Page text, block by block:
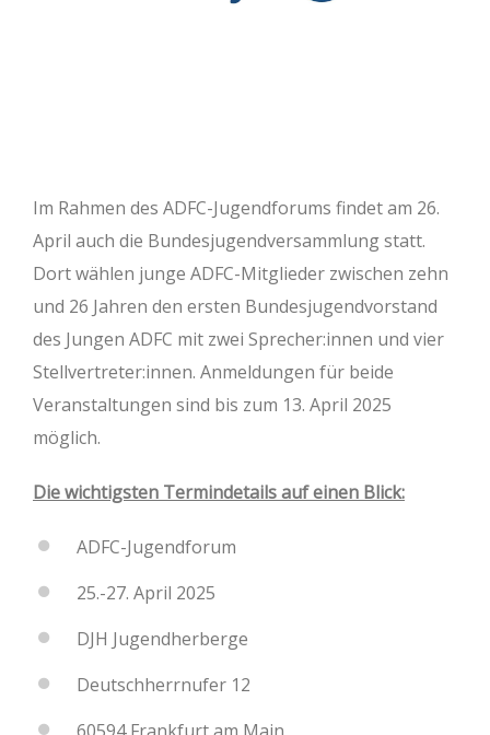
Im Rahmen des ADFC-Jugendforums findet am 26.
April auch die Bundesjugendversammlung statt.
Dort wählen junge ADFC-Mitglieder zwischen zehn
und 26 Jahren den ersten Bundesjugendvorstand
des Jungen ADFC mit zwei Sprecher:innen und vier
Stellvertreter:innen. Anmeldungen für beide
Veranstaltungen sind bis zum 13. April 2025
möglich.
Die wichtigsten Termindetails auf einen Blick:
ADFC-Jugendforum
25.-27. April 2025
DJH Jugendherberge
Deutschherrnufer 12